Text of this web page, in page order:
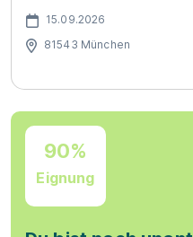
15.09.2026
81543 München
90%
Eignung